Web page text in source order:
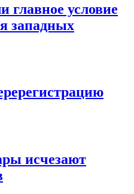
главное условие
западных
исчезают